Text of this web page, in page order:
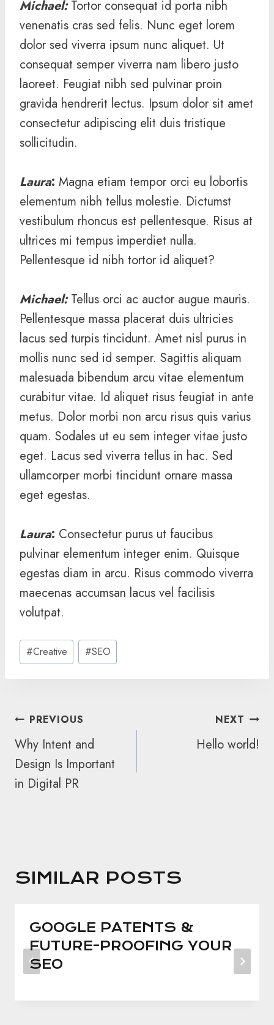
Michael:Tortor consequat id porta nibh
venenatis cras sed felis. Nunc eget lorem
dolor sed viverra ipsum nunc aliquet. Ut
consequat semper viverra nam libero justo
laoreet. Feugiat nibh sed pulvinar proin
gravida hendrerit lectus. Ipsum dolor sit amet
consectetur adipiscing elit duis tristique
sollicitudin.
Laura: Magna etiam tempor orci eu lobortis
elementum nibh tellus molestie. Dictumst
vestibulum rhoncus est pellentesque. Risus at
ultrices mi tempus imperdiet nulla.
Pellentesque id nibh tortor id aliquet?
Michael:Tellus orci ac auctor augue mauris.
Pellentesque massa placerat duis ultricies
lacus sed turpis tincidunt. Amet nisl purus in
mollis nunc sed id semper. Sagittis aliquam
malesuada bibendum arcu vitae elementum
curabitur vitae. Id aliquet risus feugiat in ante
metus. Dolor morbi non arcu risus quis varius
quam. Sodales ut eu sem integer vitae justo
eget. Lacus sed viverra tellus in hac. Sed
ullamcorper morbi tincidunt ornare massa
eget egestas.
Laura: Consectetur purus ut faucibus
pulvinar elementum integer enim. Quisque
egestas diam in arcu. Risus commodo viverra
maecenas accumsan lacus vel facilisis
volutpat.
Post
Tags:
#Creative #SEO
POST
NAVIGATION
PREVIOUS
Why Intent and
Design Is Important
in Digital PR
NEXT
Hello world!
SIMILAR POSTS
GOOGLE PATENTS &
FUTURE-PROOFING YOUR
SEO